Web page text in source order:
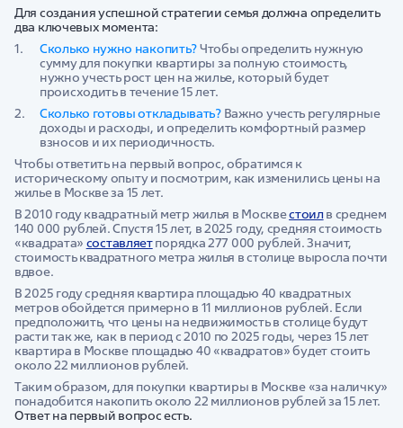
Для создания успешной стратегии семья должна определить
два ключевых момента:
Сколько нужно накопить?Чтобы определить нужную
сумму для покупки квартиры за полную стоимость,
нужно учесть рост цен на жилье, который будет
происходить в течение 15 лет.
Сколько готовы откладывать?Важно учесть регулярные
доходы и расходы, и определить комфортный размер
взносов и их периодичность.
Чтобы ответить на первый вопрос, обратимся к
историческому опыту и посмотрим, как изменились цены на
жилье в Москве за 15 лет.
В 2010 году квадратный метр жилья в Москвестоил в среднем
140 000 рублей. Спустя 15 лет, в 2025 году, средняя стоимость
«квадрата» составляетпорядка 277 000 рублей. Значит,
стоимость квадратного метра жилья в столице выросла почти
вдвое.
В 2025 году средняя квартира площадью 40 квадратных
метров обойдется примерно в 11 миллионов рублей. Если
предположить, что цены на недвижимость в столице будут
расти так же, как в период с 2010 по 2025 годы, через 15 лет
квартира в Москве площадью 40 «квадратов» будет стоить
около 22 миллионов рублей.
Таким образом, для покупки квартиры в Москве «за наличку»
понадобится накопить около 22 миллионов рублей за 15 лет.
Ответ на первый вопрос есть.